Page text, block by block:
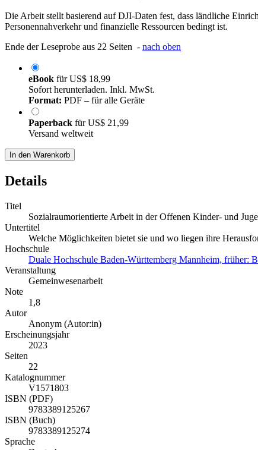
Die Arbeit stellt basierend auf DJI-Daten fest, dass ländliche
Personennahverkehr und finanzielle Ressourcen bedingt ist.
Ende der Leseprobe aus 22 Seiten - nach oben
eBook fürUS$ 18,99
Sofort herunterladen. Inkl. MwSt.
Format: PDF – für alle Geräte
Paperback fürUS$ 21,99
Versand weltweit
In den Warenkorb
Details
Titel
Sozialraumorientierte Arbeit in der Offenen Kinder- und
Untertitel
Welche Möglichkeiten bietet sie und wo liegen ihre
Hochschule
Duale Hochschule Baden-Württemberg Mannheim, früher:
Veranstaltung
Gemeinwesenarbeit
Note
1,8
Autor
Anonym (Autor:in)
Erscheinungsjahr
2023
Seiten
22
Katalognummer
V1571803
ISBN (PDF)
9783389125267
ISBN (Buch)
9783389125274
Sprache